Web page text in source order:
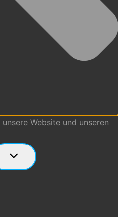
Website und unseren